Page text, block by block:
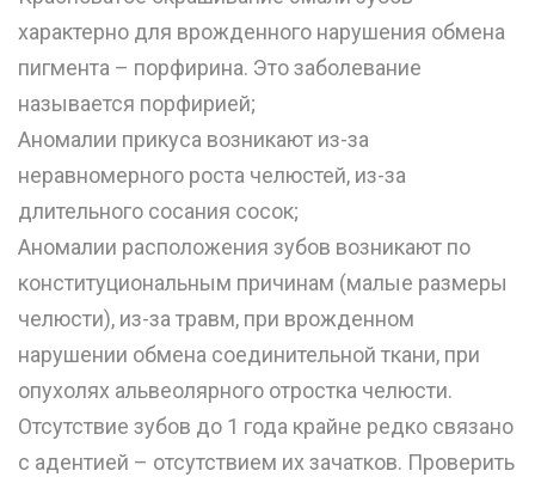
характерно для врожденного нарушения обмена
пигмента – порфирина. Это заболевание
называется порфирией;
Аномалии прикуса возникают из-за
неравномерного роста челюстей, из-за
длительного сосания сосок;
Аномалии расположения зубов возникают по
конституциональным причинам (малые размеры
челюсти), из-за травм, при врожденном
нарушении обмена соединительной ткани, при
опухолях альвеолярного отростка челюсти.
Отсутствие зубов до 1 года крайне редко связано
с адентией – отсутствием их зачатков. Проверить